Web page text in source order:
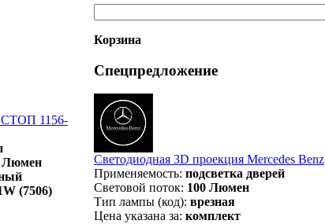
СТОП 1156-
Люмен
(7506)
Корзина
Спецпредложение
Светодиодная 3D проекция Mercedes Benz
Применяемость: подсветка дверей
Световой поток: 100 Люмен
Тип лампы (код): врезная
Цена указана за: комплект